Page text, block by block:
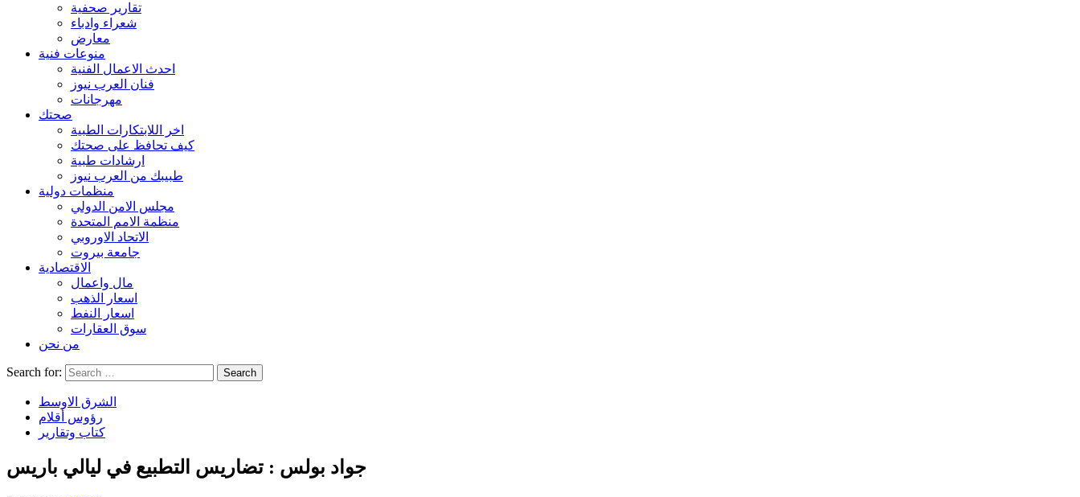
تقارير صحفية
شعراء وادباء
معارض
منوعات فنية
احدث الاعمال الفنية
فنان العرب نيوز
مهرجانات
صحتك
اخر اللابتكارات الطبية
كيف تحافظ على صحتك
ارشادات طبية
طبيبك من العرب نيوز
منظمات دولية
مجلس الامن الدولي
منظمة الامم المتحدة
الاتحاد الاوروبي
جامعة بيروت
الاقتصادية
مال واعمال
اسعار الذهب
اسعار النفط
سوق العقارات
من نحن
Search for:
الشرق الاوسط
رؤوس أقلام
كتاب وتقارير
جواد بولس : تضاريس التطبيع في ليالي باريس